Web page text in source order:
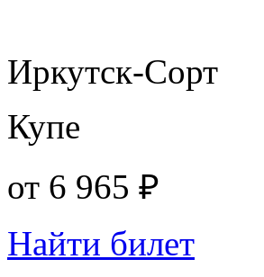
Иркутск-Сорт
Купе
от 6 965 ₽
Найти билет